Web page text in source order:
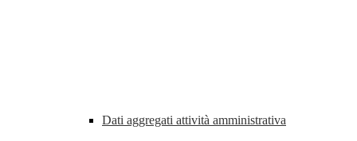
Dati aggregati attività amministrativa